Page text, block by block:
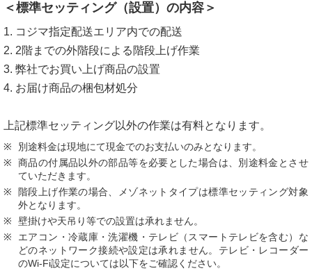
＜標準セッティング（設置）の内容＞
1. コジマ指定配送エリア内での配送
2. 2階までの外階段による階段上げ作業
3. 弊社でお買い上げ商品の設置
4. お届け商品の梱包材処分
上記標準セッティング以外の作業は有料となります。
別途料金は現地にて現金でのお支払いのみとなります。
商品の付属品以外の部品等を必要とした場合は、別途料金とさせ
ていただきます。
階段上げ作業の場合、メゾネットタイプは標準セッティング対象
外となります。
壁掛けや天吊り等での設置は承れません。
エアコン・冷蔵庫・洗濯機・テレビ（スマートテレビを含む）な
どのネットワーク接続や設定は承れません。テレビ・レコーダー
のWi-Fi設定については以下をご確認ください。